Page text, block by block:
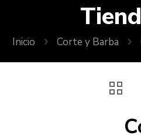
Inicio Corte y Barba